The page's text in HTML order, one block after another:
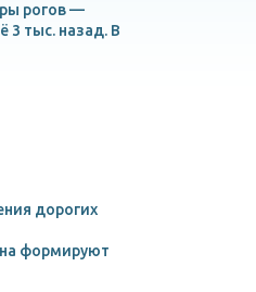
рогов —
3 тыс. назад. В
дорогих
формируют